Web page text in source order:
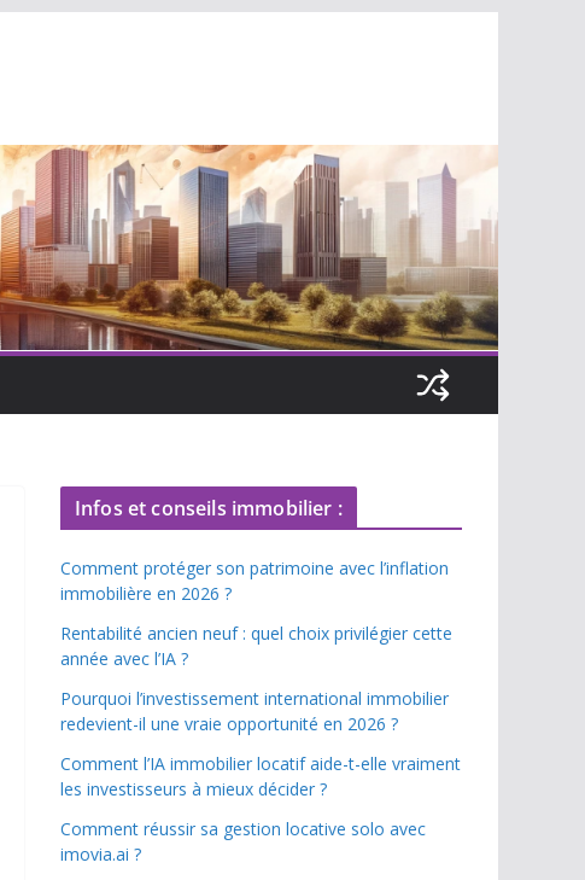
Infos et conseils immobilier :
Comment protéger son patrimoine avec l’inflation
immobilière en 2026 ?
Rentabilité ancien neuf : quel choix privilégier cette
année avec l’IA ?
Pourquoi l’investissement international immobilier
redevient-il une vraie opportunité en 2026 ?
Comment l’IA immobilier locatif aide-t-elle vraiment
les investisseurs à mieux décider ?
Comment réussir sa gestion locative solo avec
imovia.ai ?